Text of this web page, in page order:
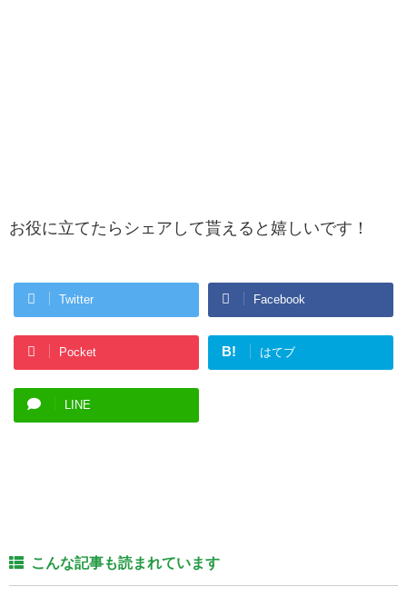
お役に立てたらシェアして貰えると嬉しいです！
Twitter Facebook
Pocket B! はてブ
LINE
こんな記事も読まれています